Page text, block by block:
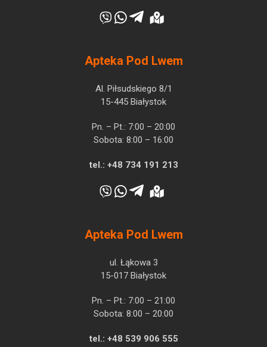
Apteka Pod Lwem
Al. Piłsudskiego 8/1
15-445 Białystok
Pn. – Pt.: 7:00 – 20:00
Sobota: 8:00 – 16:00
tel.: +48 734 191 213
Apteka Pod Lwem
ul. Łąkowa 3
15-017 Białystok
Pn. – Pt.: 7:00 – 21:00
Sobota: 8:00 – 20:00
tel.: +48 539 906 555